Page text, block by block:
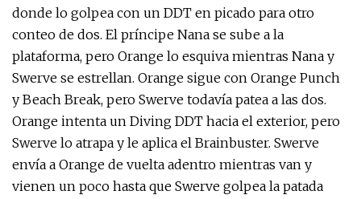
donde lo golpea con un DDT en picado para otro
conteo de dos. El príncipe Nana se sube a la
plataforma, pero Orange lo esquiva mientras Nana y
Swerve se estrellan. Orange sigue con Orange Punch
y Beach Break, pero Swerve todavía patea a las dos.
Orange intenta un Diving DDT hacia el exterior, pero
Swerve lo atrapa y le aplica el Brainbuster. Swerve
envía a Orange de vuelta adentro mientras van y
vienen un poco hasta que Swerve golpea la patada